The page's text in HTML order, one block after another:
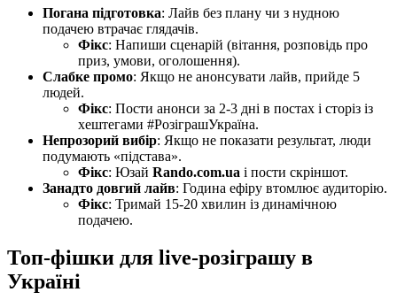
Погана підготовка: Лайв без плану чи з нудною
подачею втрачає глядачів.
Фікс: Напиши сценарій (вітання, розповідь про
приз, умови, оголошення).
Слабке промо: Якщо не анонсувати лайв, прийде 5
людей.
Фікс: Пости анонси за 2-3 дні в постах і сторіз із
хештегами #РозіграшУкраїна.
Непрозорий вибір: Якщо не показати результат, люди
подумають «підстава».
Фікс: Юзай Rando.com.ua і пости скріншот.
Занадто довгий лайв: Година ефіру втомлює аудиторію.
Фікс: Тримай 15-20 хвилин із динамічною
подачею.
Топ-фішки для live-розіграшу в
Україні